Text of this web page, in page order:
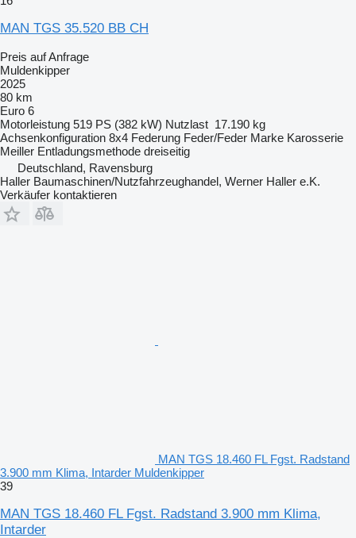
MAN TGS 35.520 BB CH
Preis auf Anfrage
Muldenkipper
2025
80 km
Euro 6
Motorleistung 519 PS (382 kW) Nutzlast 17.190 kg
Achsenkonfiguration 8x4 Federung Feder/Feder Marke Karosserie
Meiller Entladungsmethode dreiseitig
Deutschland, Ravensburg
Haller Baumaschinen/Nutzfahrzeughandel, Werner Haller e.K.
Verkäufer kontaktieren
MAN TGS 18.460 FL Fgst. Radstand
3.900 mm Klima, Intarder Muldenkipper
39
MAN TGS 18.460 FL Fgst. Radstand 3.900 mm Klima,
Intarder